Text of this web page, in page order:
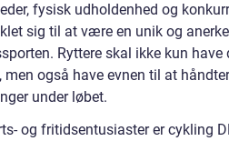
fysisk udholdenhed og
sig til at være en unik og
Ryttere skal ikke kun
også have evnen til at
under løbet.
og fritidsentusiaster er cykling